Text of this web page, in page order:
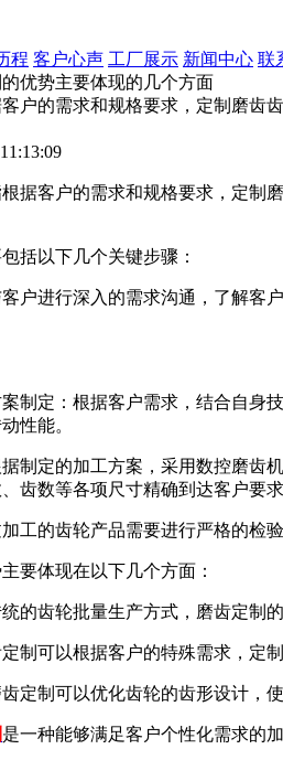
程 客户心声 工厂展示 新闻中心 联
优势主要体现的几个方面
户的需求和规格要求，定制磨齿
据客户的需求和规格要求，定制
括以下几个关键步骤：
户进行深入的需求沟通，了解客
制定：根据客户需求，结合自身
性能。
制定的加工方案，采用数控磨齿
齿数等各项尺寸精确到达客户要求
工的齿轮产品需要进行严格的检
要体现在以下几个方面：
的齿轮批量生产方式，磨齿定制
制可以根据客户的特殊需求，定
定制可以优化齿轮的齿形设计，
是一种能够满足客户个性化需求的